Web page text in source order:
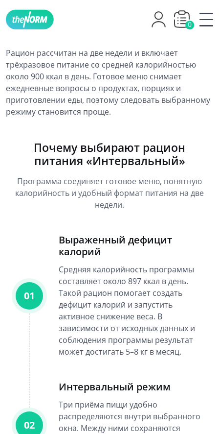
0
Рацион рассчитан на две недели и включает
трёхразовое питание со средней калорийностью
около 900 ккал в день. Готовое меню снимает
ежедневные вопросы о продуктах, порциях и
приготовлении еды, поэтому следовать выбранному
режиму становится проще.
Почему выбирают рацион
питания «Интервальный»
Программа соединяет готовое меню, понятную
калорийность и удобный формат питания на две
недели.
01
Выраженный дефицит
калорий
Средняя калорийность программы
составляет около 897 ккал в день.
Такой рацион помогает создать
дефицит калорий и запустить
активное снижение веса. В
зависимости от исходных данных и
соблюдения программы результат
может достигать 5–8 кг в месяц.
02
Интервальный режим
Три приёма пищи удобно
распределяются внутри выбранного
окна. Между ними сохраняются